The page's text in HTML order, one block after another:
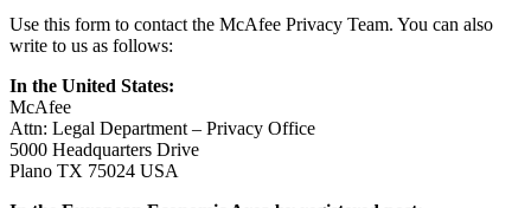
Use this form to contact the McAfee Privacy Team. You can also
write to us as follows:
In the United States:
McAfee
Attn: Legal Department – Privacy Office
5000 Headquarters Drive
Plano TX 75024 USA